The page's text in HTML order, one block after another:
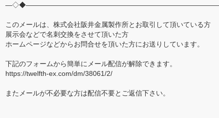
このメールは、株式会社阪井金属製作所とお取引して頂いている方
展示会などで名刺交換をさせて頂いた方
ホームページなどからお問合せを頂いた方にお送りしています。
下記のフォームから簡単にメール配信が解除できます。
https://twelfth-ex.com/dm/38061/2/
またメールが不必要な方は配信不要とご返信下さい。